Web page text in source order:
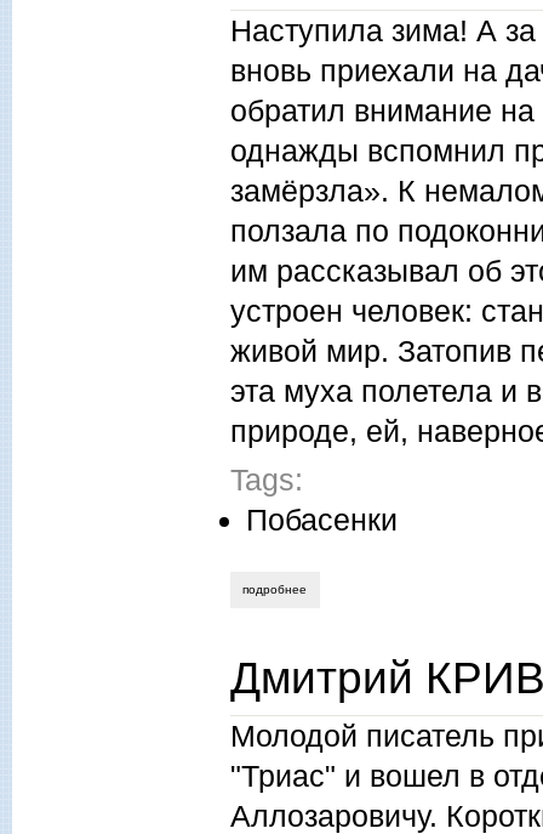
Наступила зима! А
вновь приехали на
обратил внимание
однажды вспомнил
замёрзла». К
ползала по
им рассказывал об
устроен человек:
живой мир. Затопив
эта муха полетела и
природе, ей,
Tags:
Побасенки
подробнее
Дмитрий
Молодой писатель
"Триас" и вошел в
Аллозаровичу.